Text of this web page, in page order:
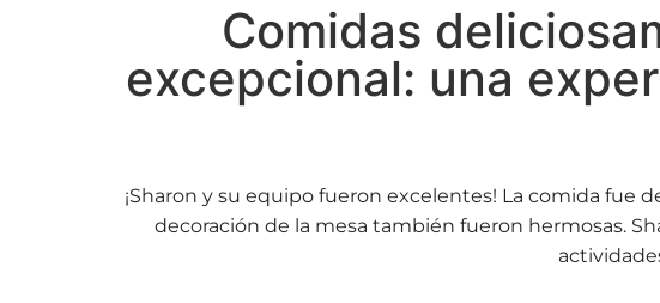
Comidas
excepcional: una
¡Sharon y su equipo fueron excelentes! La comida fue
decoración de la mesa también fueron hermosas.